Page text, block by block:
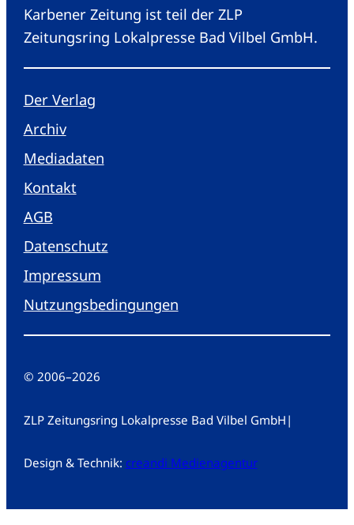
Karbener Zeitung ist teil der ZLP
Zeitungsring Lokalpresse Bad Vilbel GmbH.
Der Verlag
Archiv
Mediadaten
Kontakt
AGB
Datenschutz
Impressum
Nutzungsbedingungen
© 2006–2026
ZLP Zeitungsring Lokalpresse Bad Vilbel GmbH |
Design & Technik: creandi Medienagentur